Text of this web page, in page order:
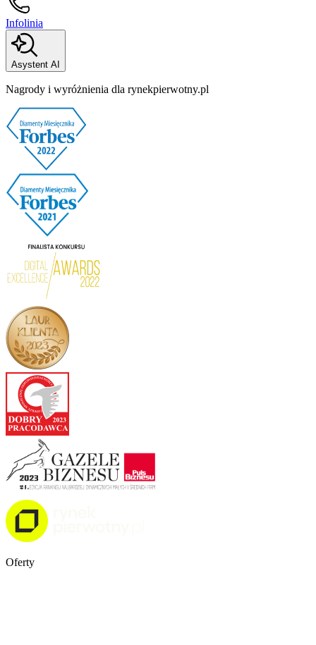
Infolinia
Asystent AI
Nagrody i wyróżnienia dla rynekpierwotny.pl
Oferty